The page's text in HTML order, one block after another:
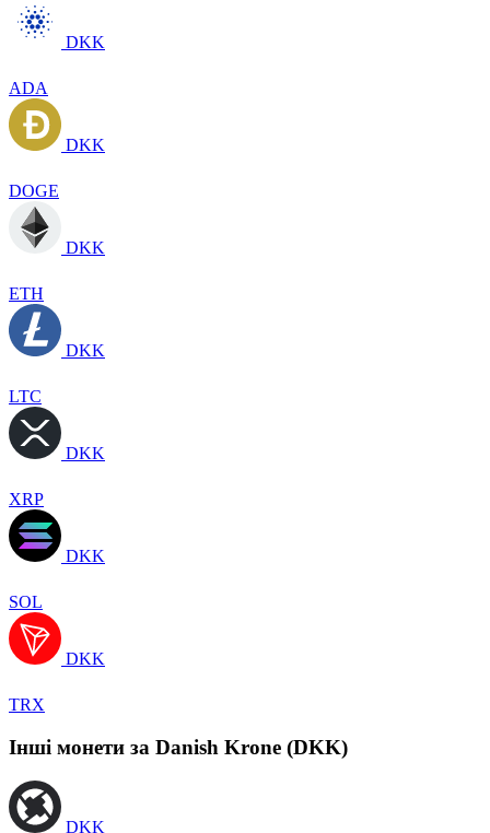
DKK
ADA
DKK
DOGE
DKK
ETH
DKK
LTC
DKK
XRP
DKK
SOL
DKK
TRX
Інші монети за Danish Krone (DKK)
DKK